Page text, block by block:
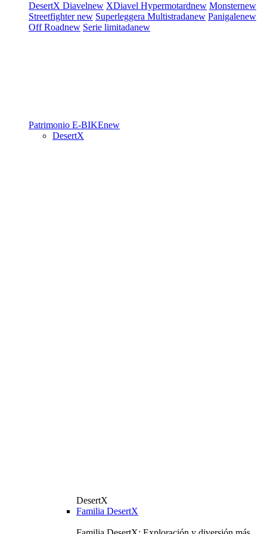
DesertX Diavelnew XDiavel Hypermotardnew Monsternew
Streetfighternew Superleggera Multistradanew Panigalenew
Off Roadnew Serie limitadanew
Patrimonio E-BIKEnew
DesertX
DesertX
Familia DesertX